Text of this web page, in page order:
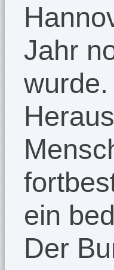
Jahr
ein
Der